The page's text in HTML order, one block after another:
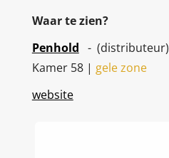
Waar te zien?
Penhold - (distributeur)
Kamer 58 | gele zone
website